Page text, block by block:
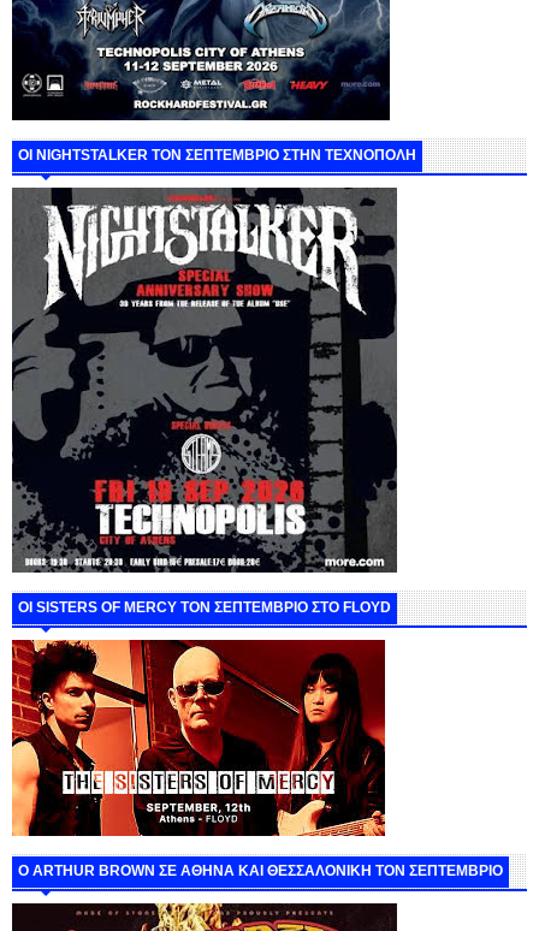
ΟΙ NIGHTSTALKER ΤΟΝ ΣΕΠΤΕΜΒΡΙΟ ΣΤΗΝ ΤΕΧΝΟΠΟΛΗ
ΟΙ SISTERS OF MERCY ΤΟΝ ΣΕΠΤΕΜΒΡΙΟ ΣΤΟ FLOYD
O ARTHUR BROWN ΣΕ ΑΘΗΝΑ ΚΑΙ ΘΕΣΣΑΛΟΝΙΚΗ ΤΟΝ ΣΕΠΤΕΜΒΡΙΟ